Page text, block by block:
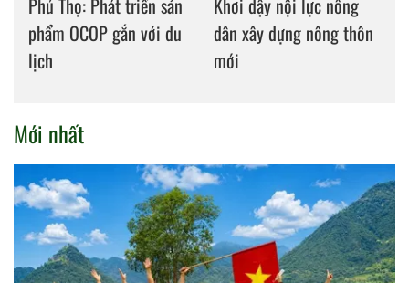
Phú Thọ: Phát triển sản
phẩm OCOP gắn với du
lịch
Khơi dậy nội lực nông
dân xây dựng nông thôn
mới
Mới nhất